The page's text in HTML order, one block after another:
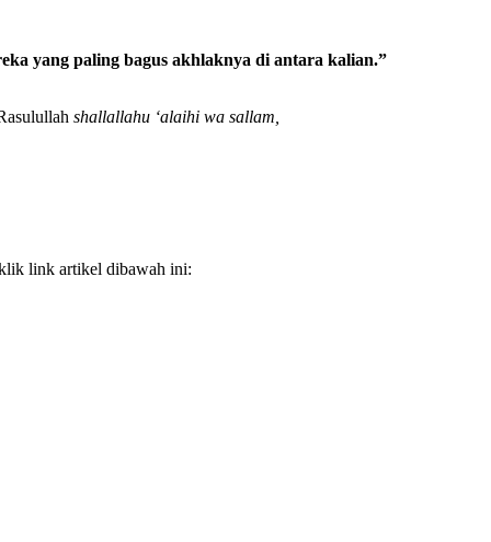
yang paling bagus akhlaknya di antara kalian.”
shallallahu ‘alaihi wa sallam,
link artikel dibawah ini: